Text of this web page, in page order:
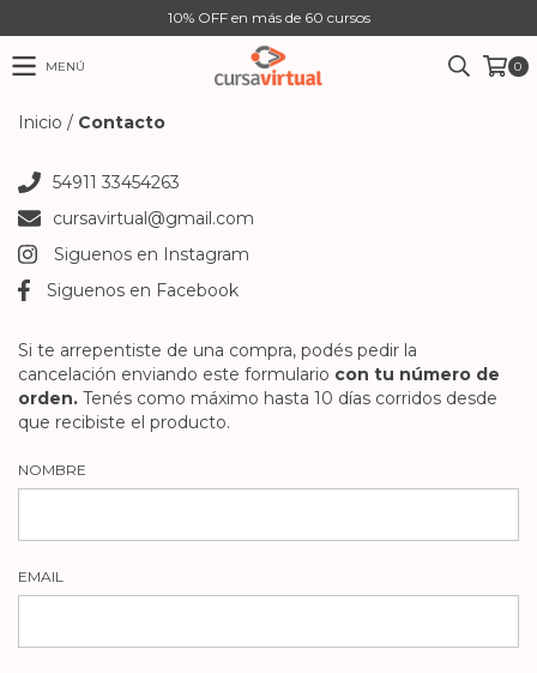
10% OFF en más de 60 cursos
MENÚ 0
Inicio / Contacto
54911 33454263
cursavirtual@gmail.com
Siguenos en Instagram
Siguenos en Facebook
Si te arrepentiste de una compra, podés pedir la
cancelación enviando este formulario con tu número de
orden. Tenés como máximo hasta 10 días corridos desde
que recibiste el producto.
NOMBRE
EMAIL